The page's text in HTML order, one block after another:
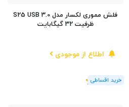
فلش مموری لکسار مدل S25 USB 3.0
ظرفیت 32 گیگابایت
اطلاع از موجودی
(1رای)
5